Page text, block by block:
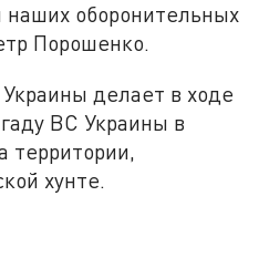
оборонительных
Порошенко.
делает в ходе
ВС Украины в
территории,
хунте.